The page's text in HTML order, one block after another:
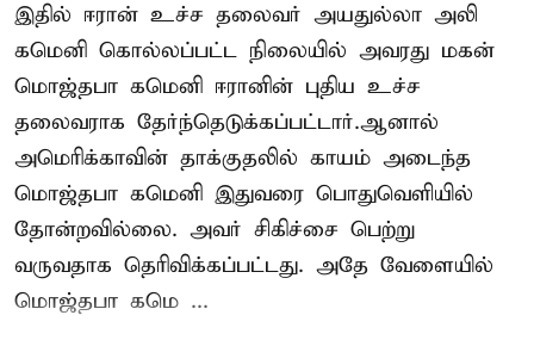
இதில் ஈரான் உச்ச தலைவர் அயதுல்லா அலி
கமெனி கொல்லப்பட்ட நிலையில் அவரது மகன்
மொஜ்தபா கமெனி ஈரானின் புதிய உச்ச
தலைவராக தேர்ந்தெடுக்கப்பட்டார்.ஆனால்
அமெரிக்காவின் தாக்குதலில் காயம் அடைந்த
மொஜ்தபா கமெனி இதுவரை பொதுவெளியில்
தோன்றவில்லை. அவர் சிகிச்சை பெற்று
வருவதாக தெரிவிக்கப்பட்டது. அதே வேளையில்
மொஜ்தபா கமெ ...